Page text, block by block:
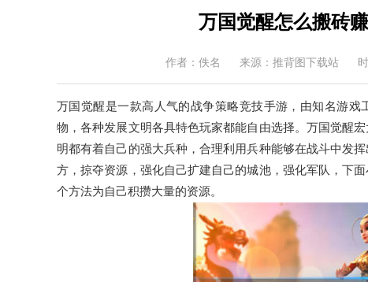
万国觉醒怎么搬砖
作者：佚名 来源：推背图下载站
万国觉醒是一款高人气的战争策略竞技手游，由知名游
物，各种发展文明各具特色玩家都能自由选择。万国觉醒
明都有着自己的强大兵种，合理利用兵种能够在战斗中发
方，掠夺资源，强化自己扩建自己的城池，强化军队，下
个方法为自己积攒大量的资源。